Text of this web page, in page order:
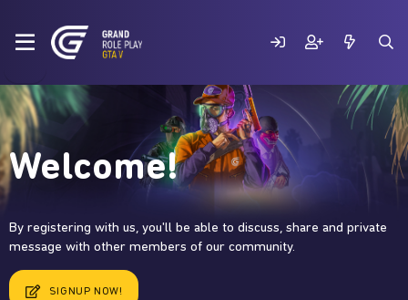
Welcome!
By registering with us, you'll be able to discuss, share and private
message with other members of our community.
SIGNUP NOW!